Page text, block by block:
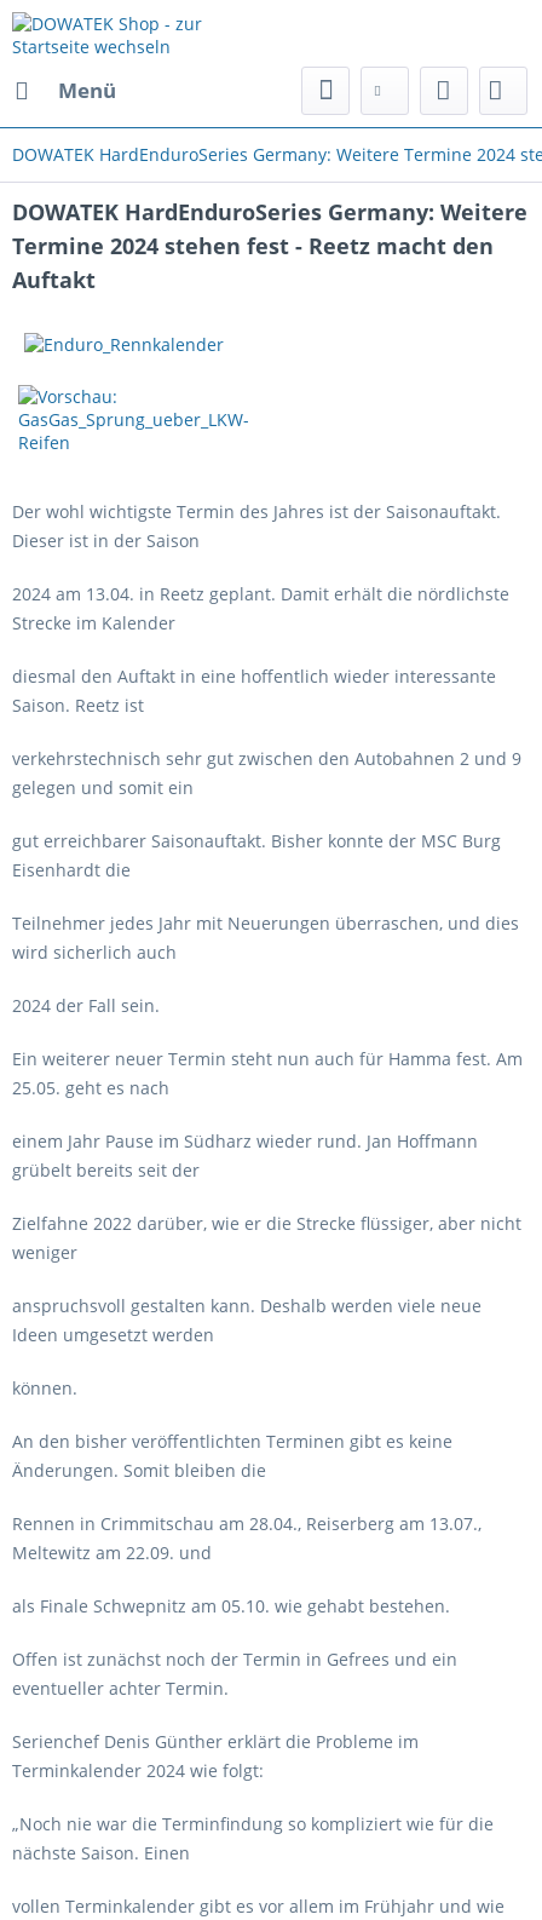
Menü
DOWATEK HardEnduroSeries Germany: Weitere Termine 2024
DOWATEK HardEnduroSeries Germany: Weitere
Termine 2024 stehen fest - Reetz macht den
Auftakt
Der wohl wichtigste Termin des Jahres ist der Saisonauftakt.
Dieser ist in der Saison
2024 am 13.04. in Reetz geplant. Damit erhält die nördlichste
Strecke im Kalender
diesmal den Auftakt in eine hoffentlich wieder interessante
Saison. Reetz ist
verkehrstechnisch sehr gut zwischen den Autobahnen 2 und 9
gelegen und somit ein
gut erreichbarer Saisonauftakt. Bisher konnte der MSC Burg
Eisenhardt die
Teilnehmer jedes Jahr mit Neuerungen überraschen, und dies
wird sicherlich auch
2024 der Fall sein.
Ein weiterer neuer Termin steht nun auch für Hamma fest. Am
25.05. geht es nach
einem Jahr Pause im Südharz wieder rund. Jan Hoffmann
grübelt bereits seit der
Zielfahne 2022 darüber, wie er die Strecke flüssiger, aber nicht
weniger
anspruchsvoll gestalten kann. Deshalb werden viele neue
Ideen umgesetzt werden
können.
An den bisher veröffentlichten Terminen gibt es keine
Änderungen. Somit bleiben die
Rennen in Crimmitschau am 28.04., Reiserberg am 13.07.,
Meltewitz am 22.09. und
als Finale Schwepnitz am 05.10. wie gehabt bestehen.
Offen ist zunächst noch der Termin in Gefrees und ein
eventueller achter Termin.
Serienchef Denis Günther erklärt die Probleme im
Terminkalender 2024 wie folgt:
„Noch nie war die Terminfindung so kompliziert wie für die
nächste Saison. Einen
vollen Terminkalender gibt es vor allem im Frühjahr und wie